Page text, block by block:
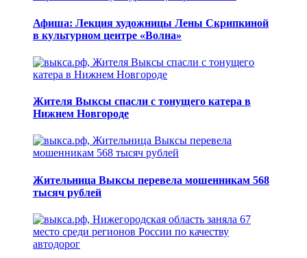
Афиша: Лекция художницы Лены Скрипкиной
в культурном центре «Волна»
Жителя Выксы спасли с тонущего катера в
Нижнем Новгороде
Жительница Выксы перевела мошенникам 568
тысяч рублей